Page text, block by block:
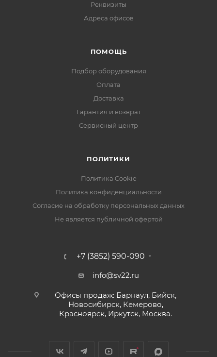
Реквизиты
Адреса офисов
ПОМОЩЬ
Подбор оборудования
Оплата
Доставка
Гарантия и возврат
Сервисный центр
ПОЛИТИКИ
Политика Cookie
Политика конфиденциальности
Согласие на обработку персональных данных
Не является публичной офертой
+7 (3852) 590-090
info@sv22.ru
Офисы продаж: Барнаул, Бийск,
Новосибирск, Кемерово,
Красноярск, Иркутск, Москва.